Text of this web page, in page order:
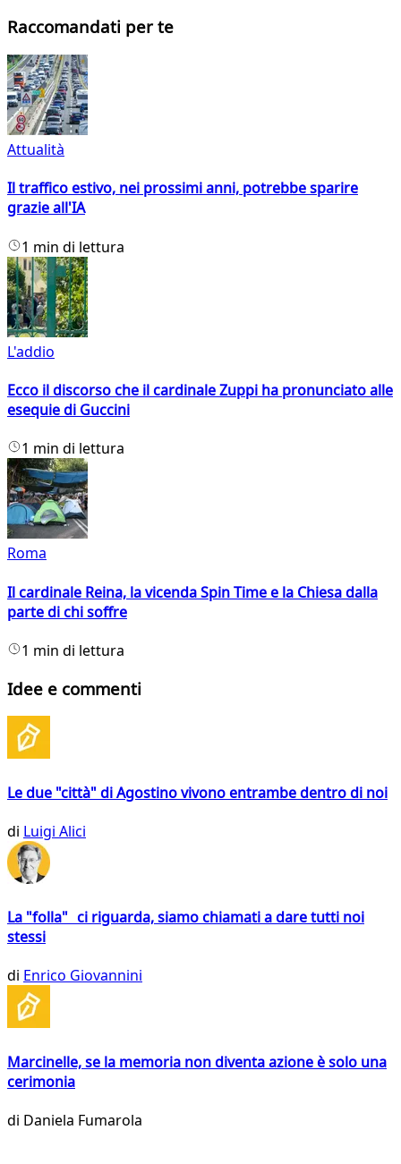
Raccomandati per te
Attualità
Il traffico estivo, nei prossimi anni, potrebbe sparire
grazie all'IA
1 min di lettura
L'addio
Ecco il discorso che il cardinale Zuppi ha pronunciato alle
esequie di Guccini
1 min di lettura
Roma
Il cardinale Reina, la vicenda Spin Time e la Chiesa dalla
parte di chi soffre
1 min di lettura
Idee e commenti
Le due "città" di Agostino vivono entrambe dentro di noi
di Luigi Alici
La "folla" ci riguarda, siamo chiamati a dare tutti noi
stessi
di Enrico Giovannini
Marcinelle, se la memoria non diventa azione è solo una
cerimonia
di Daniela Fumarola